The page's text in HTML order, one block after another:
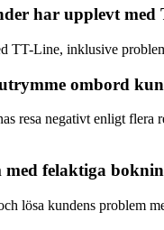
har upplevt
TT-Line, inklusive
ombord
resa negativt enligt flera
felaktiga
lösa kundens problem